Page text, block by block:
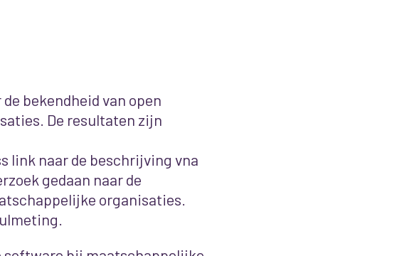
bekendheid van open
De resultaten zijn
link naar de beschrijving vna
gedaan naar de
organisaties.